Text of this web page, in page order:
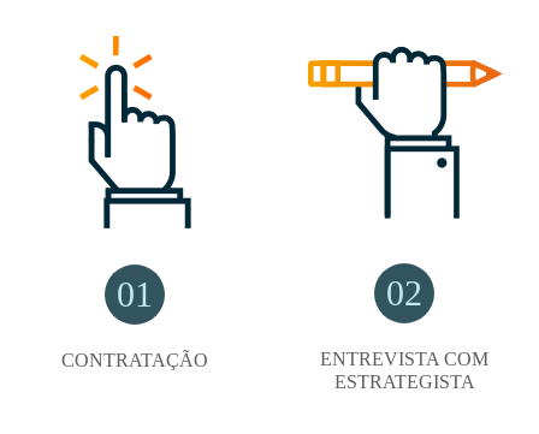
01
CONTRATAÇÃO
02
ENTREVISTA COM
ESTRATEGISTA